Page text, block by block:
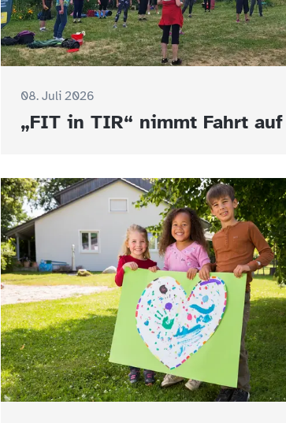
08. Juli 2026
„FIT in TIR“ nimmt Fahrt auf